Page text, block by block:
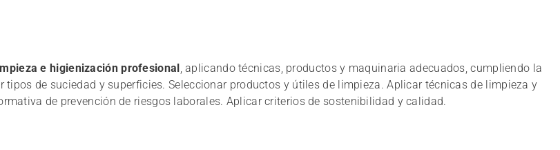
e higienización profesional , aplicando técnicas, productos y maquinaria adecuados, cumpliendo la
de suciedad y superficies. Seleccionar productos y útiles de limpieza. Aplicar técnicas de limpieza y
de prevención de riesgos laborales. Aplicar criterios de sostenibilidad y calidad.